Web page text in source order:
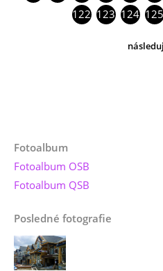
122 123 124 125
Fotoalbum
Fotoalbum OSB
Fotoalbum QSB
Posledné fotografie